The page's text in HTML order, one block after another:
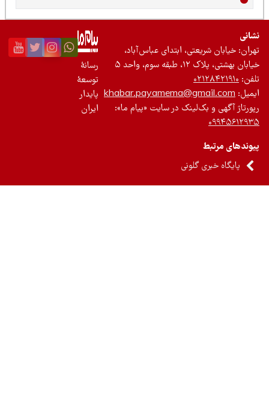
خیابان شریعتی، ابتدای عباس‌آباد،
بهشتی، پلاک ۱۲، طبقه سوم، واحد ۵
۰۲۱۲۸۴۲۱۹۱۰
khabar.payamema@gmail.com
آگهی و بک‌لینک در سایت «پیام ما»:
مرتبط
پایگاه خبری گلونی
رسانۀ
توسعۀ
پایدار
ایران